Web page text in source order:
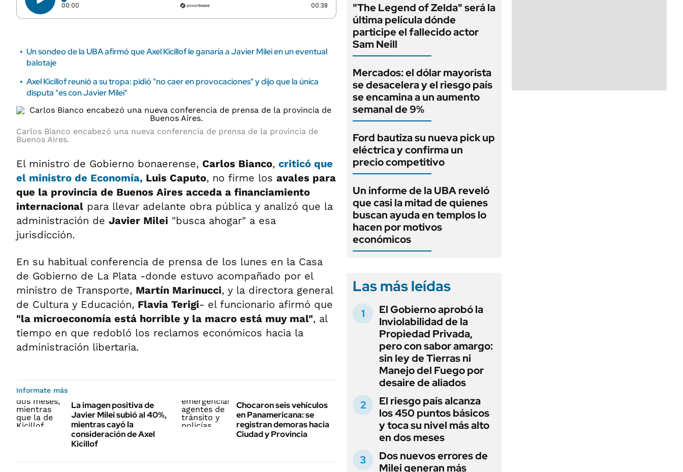
00:00 Tiempo transcurrido: 0 segundos 00:38Duración: 38 segundos
Un sondeo de la UBA afirmó que Axel Kicillof le ganaría a Javier Milei en un eventual
balotaje
Axel Kicillof reunió a su tropa: pidió "no caer en provocaciones" y dijo que la única
disputa "es con Javier Milei"
Carlos Bianco encabezó una nueva conferencia de prensa de la provincia de
Buenos Aires.
El ministro de Gobierno bonaerense, Carlos Bianco, criticó que
el ministro de Economía, Luis Caputo, no firme los avales para
que la provincia de Buenos Aires acceda a financiamiento
internacional para llevar adelante obra pública y analizó que la
administración de Javier Milei "busca ahogar" a esa
jurisdicción.
En su habitual conferencia de prensa de los lunes en la Casa
de Gobierno de La Plata -donde estuvo acompañado por el
ministro de Transporte, Martín Marinucci, y la directora general
de Cultura y Educación, Flavia Terigi- el funcionario afirmó que
"la microeconomía está horrible y la macro está muy mal", al
tiempo en que redobló los reclamos económicos hacia la
administración libertaria.
Informate más
La imagen positiva de
Javier Milei subió al 40%,
mientras cayó la
consideración de Axel
Kicillof
Chocaron seis vehículos
en Panamericana: se
registran demoras hacia
Ciudad y Provincia
"The Legend of Zelda" será la
última película dónde
participe el fallecido actor
Sam Neill
Mercados: el dólar mayorista
se desacelera y el riesgo país
se encamina a un aumento
semanal de 9%
Ford bautiza su nueva pick up
eléctrica y confirma un
precio competitivo
Un informe de la UBA reveló
que casi la mitad de quienes
buscan ayuda en templos lo
hacen por motivos
económicos
Las más leídas
El Gobierno aprobó la
Inviolabilidad de la
Propiedad Privada,
pero con sabor amargo:
sin ley de Tierras ni
Manejo del Fuego por
desaire de aliados
El riesgo país alcanza
los 450 puntos básicos
y toca su nivel más alto
en dos meses
Dos nuevos errores de
Milei generan más